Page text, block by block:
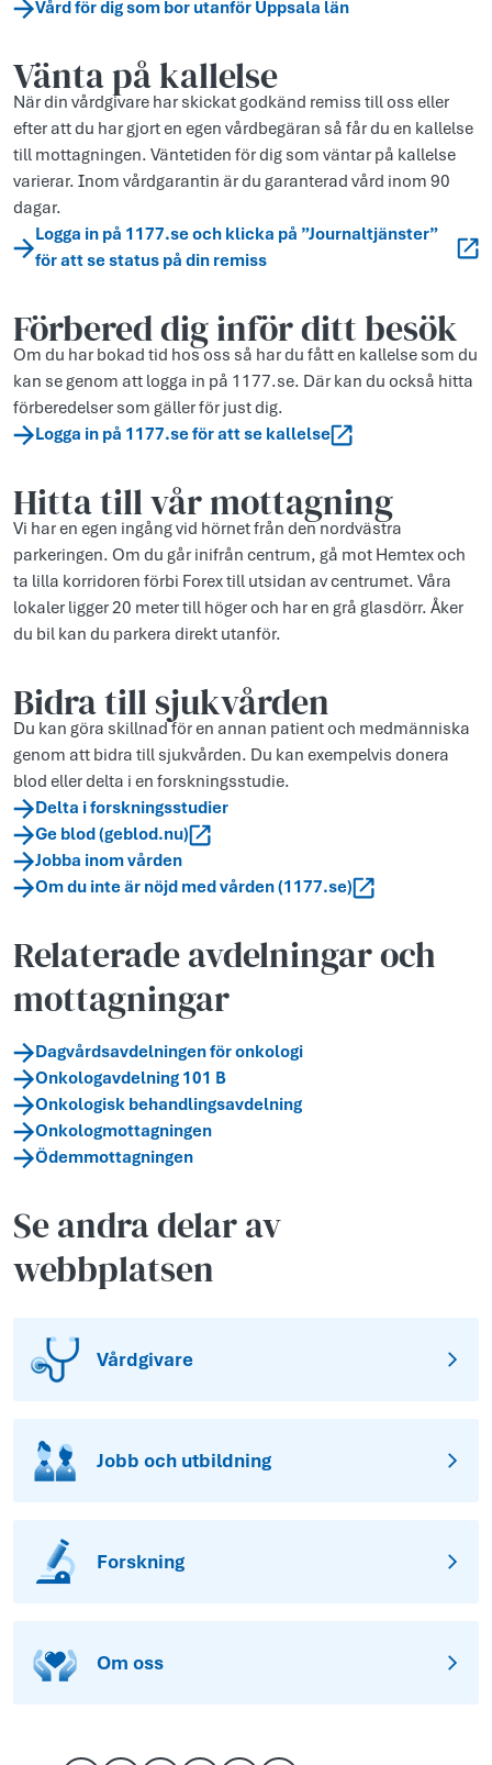
Vård för dig som bor utanför Uppsala län
Vänta på kallelse
När din vårdgivare har skickat godkänd remiss till oss eller
efter att du har gjort en egen vårdbegäran så får du en kallelse
till mottagningen. Väntetiden för dig som väntar på kallelse
varierar. Inom vårdgarantin är du garanterad vård inom 90
dagar.
Logga in på 1177.se och klicka på ”Journaltjänster”
för att se status på din remiss
Förbered dig inför ditt besök
Om du har bokad tid hos oss så har du fått en kallelse som du
kan se genom att logga in på 1177.se. Där kan du också hitta
förberedelser som gäller för just dig.
Logga in på 1177.se för att se kallelse
Hitta till vår mottagning
Vi har en egen ingång vid hörnet från den nordvästra
parkeringen. Om du går inifrån centrum, gå mot Hemtex och
ta lilla korridoren förbi Forex till utsidan av centrumet. Våra
lokaler ligger 20 meter till höger och har en grå glasdörr. Åker
du bil kan du parkera direkt utanför.
Bidra till sjukvården
Du kan göra skillnad för en annan patient och medmänniska
genom att bidra till sjukvården. Du kan exempelvis donera
blod eller delta i en forskningsstudie.
Delta i forskningsstudier
Ge blod (geblod.nu)
Jobba inom vården
Om du inte är nöjd med vården (1177.se)
Relaterade avdelningar och
mottagningar
Dagvårdsavdelningen för onkologi
Onkologavdelning 101 B
Onkologisk behandlingsavdelning
Onkologmottagningen
Ödemmottagningen
Se andra delar av
webbplatsen
Vårdgivare
Jobb och utbildning
Forskning
Om oss